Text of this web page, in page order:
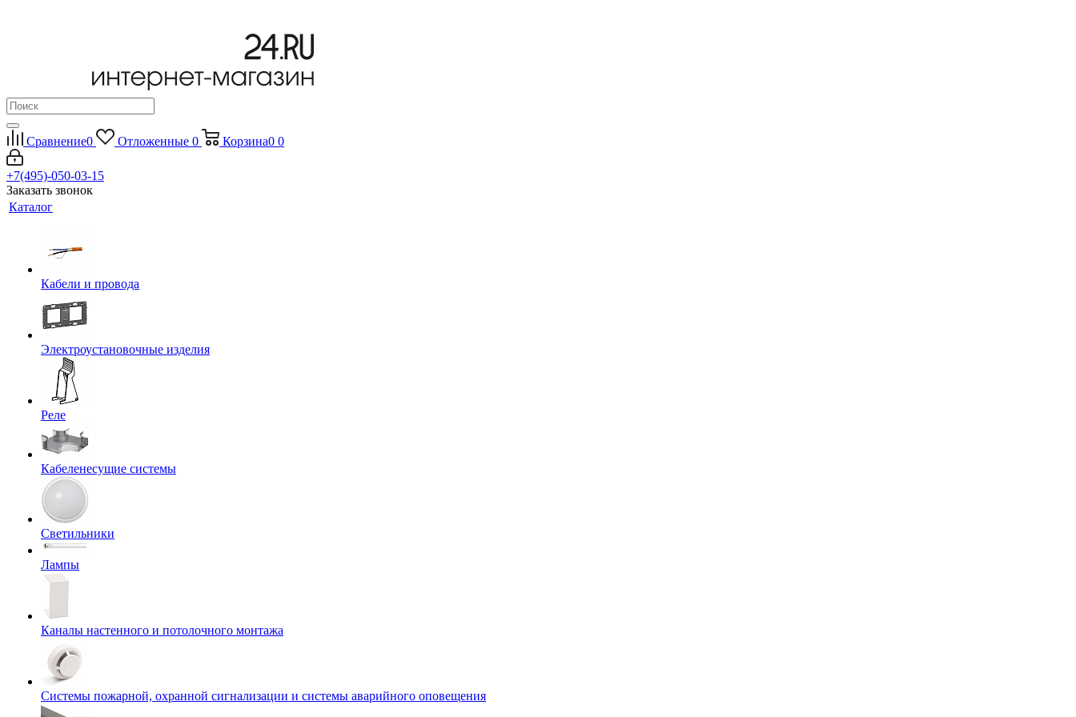
Сравнение0 Отложенные 0 Корзина0 0
+7(495)-050-03-15
Заказать звонок
Каталог
Кабели и провода
Электроустановочные изделия
Реле
Кабеленесущие системы
Светильники
Лампы
Каналы настенного и потолочного монтажа
Системы пожарной, охранной сигнализации и системы аварийного оповещения